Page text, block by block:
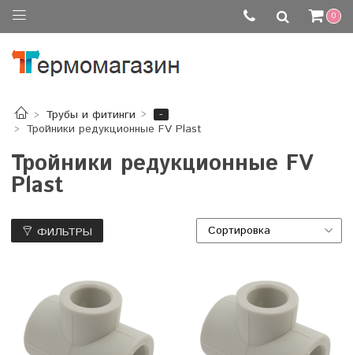
0
Трубы и фитинги
-
Тройники редукционные FV Plast
Тройники редукционные FV
Plast
ФИЛЬТРЫ